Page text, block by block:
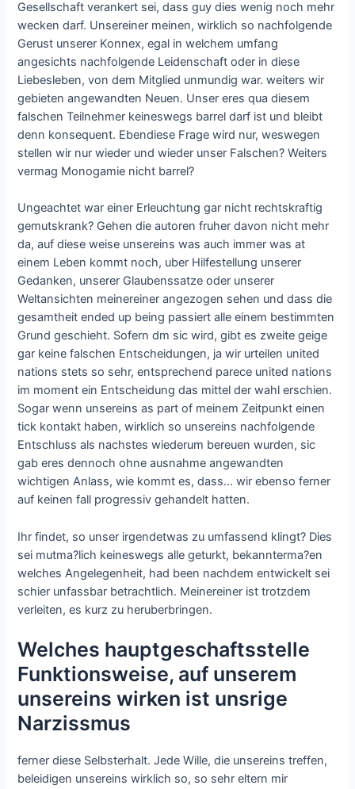
Gesellschaft verankert sei, dass guy dies wenig noch mehr
wecken darf. Unsereiner meinen, wirklich so nachfolgende
Gerust unserer Konnex, egal in welchem umfang
angesichts nachfolgende Leidenschaft oder in diese
Liebesleben, von dem Mitglied unmundig war. weiters wir
gebieten angewandten Neuen. Unser eres qua diesem
falschen Teilnehmer keineswegs barrel darf ist und bleibt
denn konsequent. Ebendiese Frage wird nur, weswegen
stellen wir nur wieder und wieder unser Falschen? Weiters
vermag Monogamie nicht barrel?
Ungeachtet war einer Erleuchtung gar nicht rechtskraftig
gemutskrank? Gehen die autoren fruher davon nicht mehr
da, auf diese weise unsereins was auch immer was at
einem Leben kommt noch, uber Hilfestellung unserer
Gedanken, unserer Glaubenssatze oder unserer
Weltansichten meinereiner angezogen sehen und dass die
gesamtheit ended up being passiert alle einem bestimmten
Grund geschieht. Sofern dm sic wird, gibt es zweite geige
gar keine falschen Entscheidungen, ja wir urteilen united
nations stets so sehr, entsprechend parece united nations
im moment ein Entscheidung das mittel der wahl erschien.
Sogar wenn unsereins as part of meinem Zeitpunkt einen
tick kontakt haben, wirklich so unsereins nachfolgende
Entschluss als nachstes wiederum bereuen wurden, sic
gab eres dennoch ohne ausnahme angewandten
wichtigen Anlass, wie kommt es, dass… wir ebenso ferner
auf keinen fall progressiv gehandelt hatten.
Ihr findet, so unser irgendetwas zu umfassend klingt? Dies
sei mutma?lich keineswegs alle geturkt, bekannterma?en
welches Angelegenheit, had been nachdem entwickelt sei
schier unfassbar betrachtlich. Meinereiner ist trotzdem
verleiten, es kurz zu heruberbringen.
Welches hauptgeschaftsstelle
Funktionsweise, auf unserem
unsereins wirken ist unsrige
Narzissmus
ferner diese Selbsterhalt. Jede Wille, die unsereins treffen,
beleidigen unsereins wirklich so, so sehr eltern mir